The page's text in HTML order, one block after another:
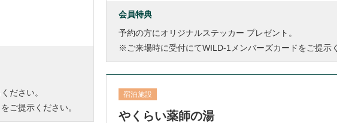
会員特典
予約の方にオリジナルステッカー プレゼント。
※ご来場時に受付にてWILD-1メンバーズカードをご提示
ださい。
ご提示ください。
宿泊施設
やくらい薬師の湯